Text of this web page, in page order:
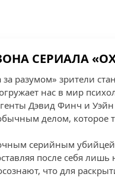
СЕРИАЛА
разумом» зрители
нас в мир
Дэвид Финч и
делом, которое
серийным
после себя
что для